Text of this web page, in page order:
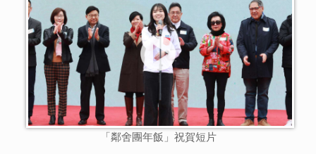
「鄰舍團年飯」祝賀短片